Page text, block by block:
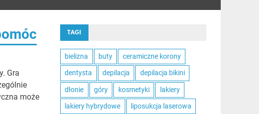
Gra
może
TAGI
bielizna buty ceramiczne korony
dentysta depilacja depilacja bikini
dłonie góry kosmetyki lakiery
lakiery hybrydowe liposukcja laserowa